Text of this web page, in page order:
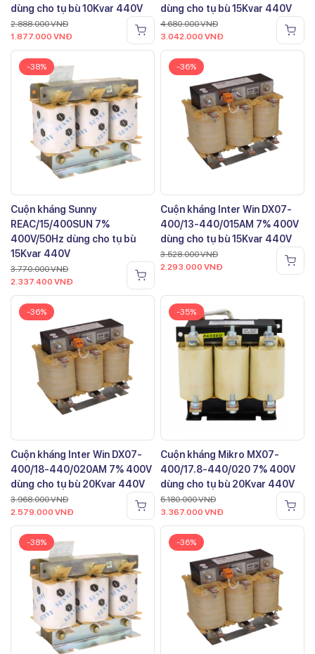
dùng cho tụ bù 10Kvar 440V
2.888.000VNĐ
1.877.000 VNĐ
dùng cho tụ bù 15Kvar 440V
4.680.000VNĐ
3.042.000 VNĐ
-38%
Cuộn kháng Sunny
REAC/15/400SUN 7%
400V/50Hz dùng cho tụ bù
15Kvar 440V
3.770.000VNĐ
2.337.400 VNĐ
-36%
Cuộn kháng Inter Win DX07-
400/13-440/015AM 7% 400V
dùng cho tụ bù 15Kvar 440V
3.528.000VNĐ
2.293.000 VNĐ
-36%
Cuộn kháng Inter Win DX07-
400/18-440/020AM 7% 400V
dùng cho tụ bù 20Kvar 440V
3.968.000VNĐ
2.579.000 VNĐ
-35%
Cuộn kháng Mikro MX07-
400/17.8-440/020 7% 400V
dùng cho tụ bù 20Kvar 440V
5.180.000VNĐ
3.367.000 VNĐ
-38% -36%